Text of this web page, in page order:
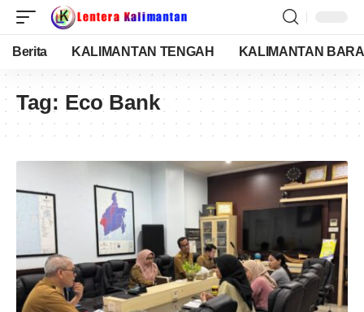
Berita KALIMANTAN TENGAH KALIMANTAN
Tag: Eco Bank